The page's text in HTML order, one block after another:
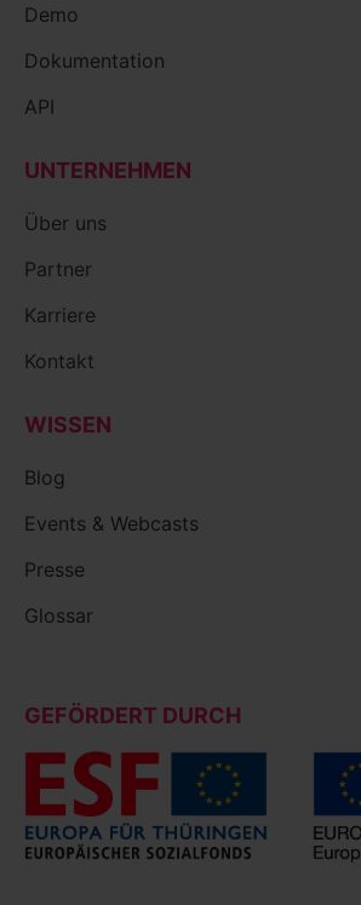
Demo
Dokumentation
API
UNTERNEHMEN
Über uns
Partner
Karriere
Kontakt
WISSEN
Blog
Events & Webcasts
Presse
Glossar
GEFÖRDERT DURCH